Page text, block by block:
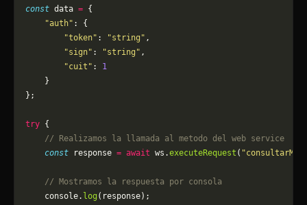
const data = {
    "auth"
: {
        "token"
: "string" ,
        "sign"
: "string" ,
        "cuit"
: 1
    }
};
try {
    // Realizamos la llamada al metodo del web service
    const
response = await ws.executeRequest (
    // Mostramos la respuesta por consola
    console.
log (response);